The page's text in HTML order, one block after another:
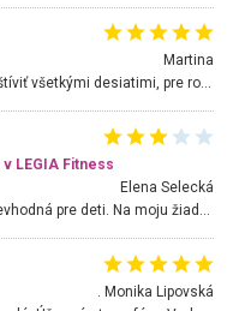
Martina
Nádherné miesto ktoré odporúčam navštíviť všetkými desiatimi, pre rodiny s deťmi, dôchodcom... Proste a jednoducho ozaj rozprávkový les.. určite ešte prídeme. Odniesli sme si na pamiatku krásne tričká,
LEGIA Fitness
Elena Selecká
Kútik výborný, ale hlučná hudba úplne nevhodná pre deti. Na moju žiadosť o aspoň sušenie nereagovali.
. Monika Lipovská